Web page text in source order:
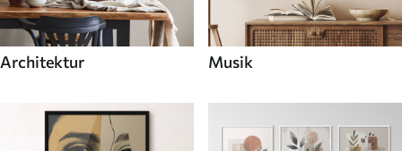
Architektur Musik